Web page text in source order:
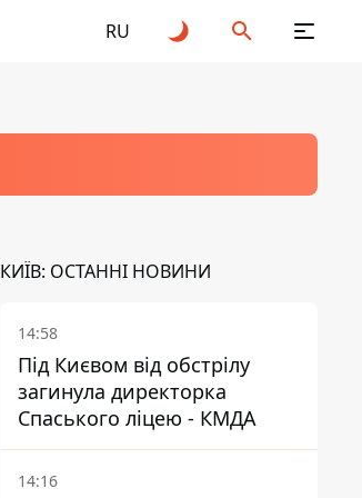
RU
КИЇВ: ОСТАННІ НОВИНИ
14:58
Під Києвом від обстрілу
загинула директорка
Спаського ліцею - КМДА
14:16